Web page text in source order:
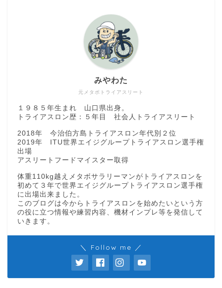
元メタボトライアスリート
みやわた
１９８５年生まれ 山口県出身。
トライアスロン歴：５年目 社会人トライアスリート
2018年 今治伯方島トライアスロン年代別２位
2019年 ITU世界エイジグループトライアスロン選手権
出場
アスリートフードマイスター取得
体重110kg越えメタボサラリーマンがトライアスロンを
初めて３年で世界エイジグループトライアスロン選手権
に出場出来ました。
このブログは今からトライアスロンを始めたいという方
の役に立つ情報や練習内容、機材インプレ等を発信して
いきます。
＼ Follow me ／